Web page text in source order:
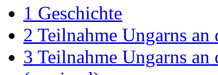
1 Geschichte
2 Teilnahme Ungarns
3 Teilnahme Ungarns